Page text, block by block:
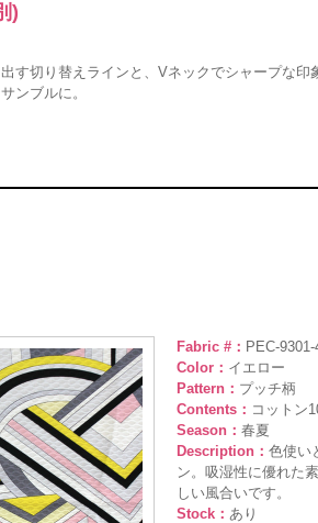
)
す切り替えラインと、Vネックでシャープな
ンブルに。
Fabric #： PEC-9301-
Color： イエロー
Pattern： プッチ柄
Contents： コットン
Season： 春夏
Description： 色使い
ン。吸湿性に優れた
しい風合いです。
Stock： あり